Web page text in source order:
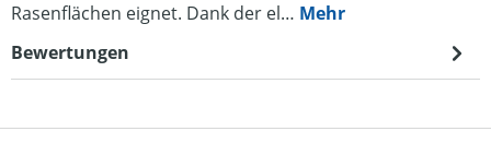
Rasenflächen eignet. Dank der el… Mehr
Bewertungen